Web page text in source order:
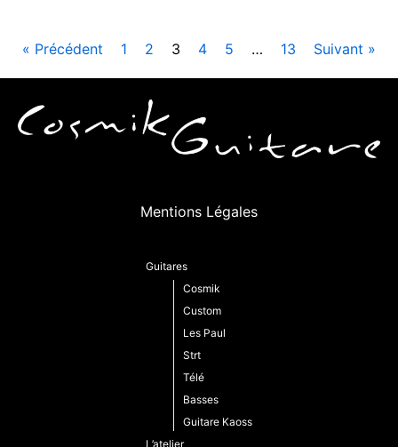
« Précédent 1 2 3 4 5 … 13 Suivant »
Mentions Légales
Guitares
Cosmik
Custom
Les Paul
Strt
Télé
Basses
Guitare Kaoss
L’atelier